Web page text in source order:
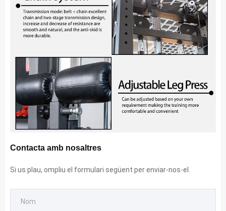
Contacta amb nosaltres
Si us plau, ompliu el formulari següent per enviar-nos-el.